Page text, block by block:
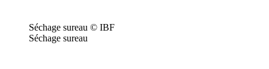
Séchage sureau © IBF
Séchage sureau